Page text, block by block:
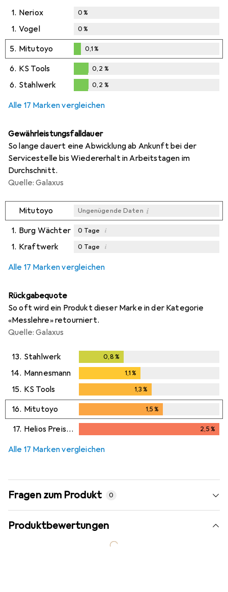
1. Neriox 0%
1. Vogel 0%
5. Mitutoyo
0,1%
0,1%
6. KS Tools
0,2%
0,2 %
6. Stahlwerk 0,2 %
Alle 17 Marken vergleichen
Gewährleistungsfalldauer
So lange dauert eine Abwicklung ab Ankunft bei der
Servicestelle bis Wiedererhalt in Arbeitstagen im
Durchschnitt.
Quelle: Galaxus
Mitutoyo Ungenügende Daten i
1. Burg Wächter 0 Tage i
1. Kraftwerk 0 Tage i
Alle 17 Marken vergleichen
Rückgabequote
So oft wird ein Produkt dieser Marke in der Kategorie
«Messlehre» retourniert.
Quelle: Galaxus
13. Stahlwerk 0,8 %
14. Mannesmann 1,1%
15. KS Tools 1,3%
16. Mitutoyo 1,5%
17. Helios Preisser 2,5%
Alle 17 Marken vergleichen
Fragen zum Produkt 0
Produktbewertungen